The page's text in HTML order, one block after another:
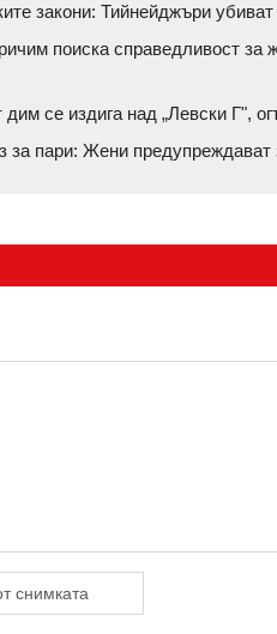
закони: Тийнейджъри
поиска справедливост
се издига над „Левски Г",
за пари: Жени предупреждават